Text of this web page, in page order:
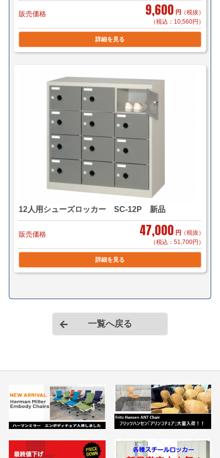
販売価格 9,600 円 （税抜）
（税込：10,560円）
詳細を見る
12人用シューズロッカー SC-12P 新品
販売価格 47,000 円 （税抜）
（税込：51,700円）
詳細を見る
一覧へ戻る